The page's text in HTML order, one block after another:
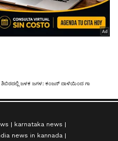
karnataka news
news in kannada